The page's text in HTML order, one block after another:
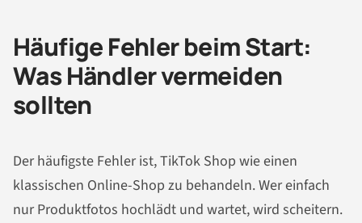
Häufige Fehler beim Start:
Was Händler vermeiden
sollten
Der häufigste Fehler ist, TikTok Shop wie einen
klassischen Online-Shop zu behandeln. Wer einfach
nur Produktfotos hochlädt und wartet, wird scheitern.